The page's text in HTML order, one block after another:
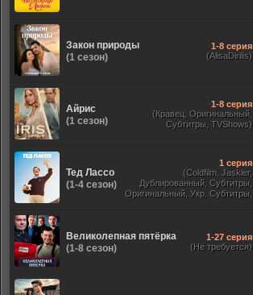
Закон природы
(1 сезон)
1-8 серия
(AlisaDirilis)
Айрис
(1 сезон)
1-8 серия
(Кравец, Оригинальный,
Субтитры, TVShows)
Тед Лассо
(1-4 сезон)
1 серия
(Coldfilm, Jaskier,
Дублированный, Субтитры,
Оригинальный, Укр. Субтитры,
Великолепная пятёрка
(1-8 сезон)
1-27 серия
(Не требуется)